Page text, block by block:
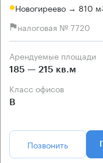
Новогиреево → 810 м
налоговая № 7720
Арендуемые площади
185 — 215 кв.м
Класс офисов
B
Позвонить